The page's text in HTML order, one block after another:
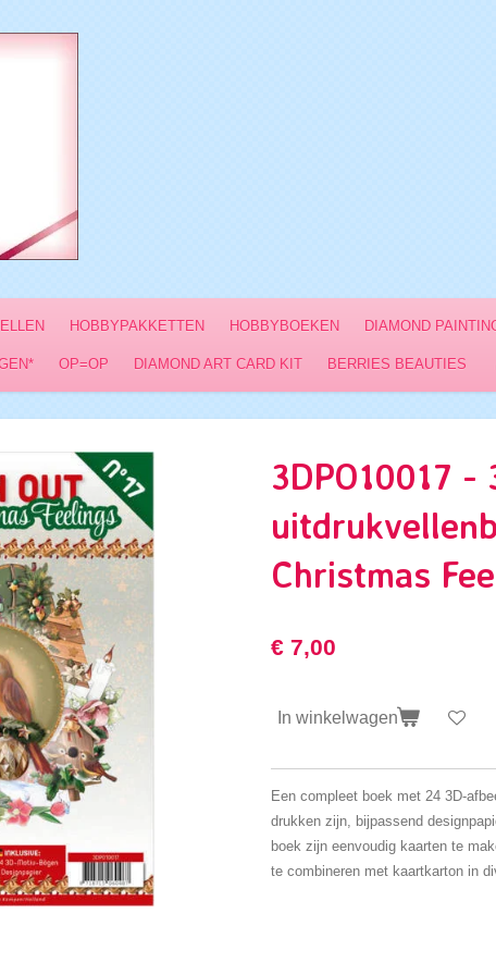
HOBBYPAKKETTEN HOBBYBOEKEN DIAMOND
OP=OP DIAMOND ART CARD KIT BERRIES BEAUTIES
3DPO10017 -
Christmas
€ 7,00
In winkelwagen
Een compleet boek met 24 3D-
drukken zijn, bijpassend
boek zijn eenvoudig kaarten te
te combineren met kaartkarton in